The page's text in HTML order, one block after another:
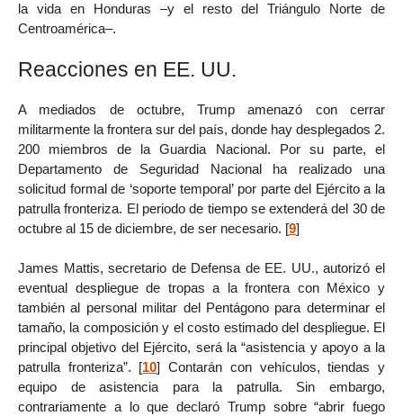
la vida en Honduras –y el resto del Triángulo Norte de
Centroamérica–.
Reacciones en EE. UU.
A mediados de octubre, Trump amenazó con cerrar
militarmente la frontera sur del país, donde hay desplegados 2.
200 miembros de la Guardia Nacional. Por su parte, el
Departamento de Seguridad Nacional ha realizado una
solicitud formal de ‘soporte temporal’ por parte del Ejército a la
patrulla fronteriza. El periodo de tiempo se extenderá del 30 de
octubre al 15 de diciembre, de ser necesario. [9]
James Mattis, secretario de Defensa de EE. UU., autorizó el
eventual despliegue de tropas a la frontera con México y
también al personal militar del Pentágono para determinar el
tamaño, la composición y el costo estimado del despliegue. El
principal objetivo del Ejército, será la “asistencia y apoyo a la
patrulla fronteriza”. [10] Contarán con vehículos, tiendas y
equipo de asistencia para la patrulla. Sin embargo,
contrariamente a lo que declaró Trump sobre “abrir fuego